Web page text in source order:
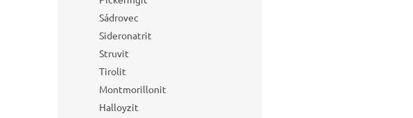
Sádrovec
Sideronatrit
Struvit
Tirolit
Montmorillonit
Halloyzit